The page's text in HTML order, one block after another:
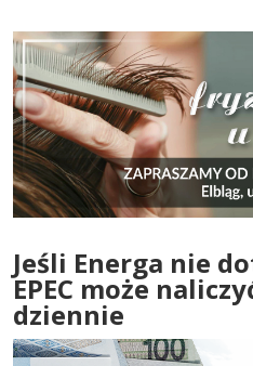
Jeśli Energa nie
EPEC może
dziennie